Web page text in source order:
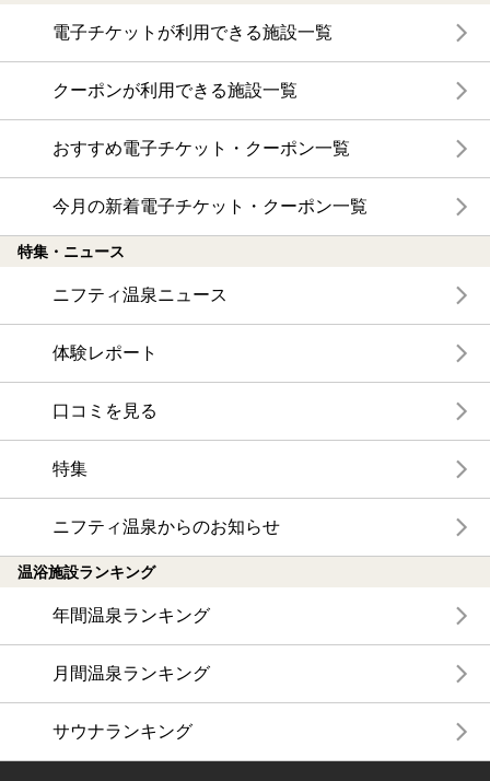
電子チケットが利用できる施設一覧
クーポンが利用できる施設一覧
おすすめ電子チケット・クーポン一覧
今月の新着電子チケット・クーポン一覧
特集・ニュース
ニフティ温泉ニュース
体験レポート
口コミを見る
特集
ニフティ温泉からのお知らせ
温浴施設ランキング
年間温泉ランキング
月間温泉ランキング
サウナランキング